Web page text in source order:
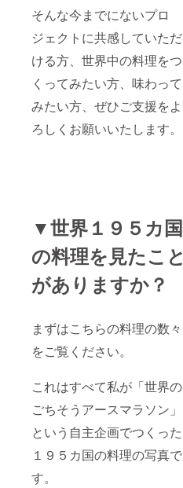
そんな今までにないプロ
ジェクトに共感していただ
ける方、世界中の料理をつ
くってみたい方、味わって
みたい方、ぜひご支援をよ
ろしくお願いいたします。
▼世界１９５カ国
の料理を見たこと
がありますか？
まずはこちらの料理の数々
をご覧ください。
これはすべて私が「世界の
ごちそうアースマラソン」
という自主企画でつくった
１９５カ国の料理の写真で
す。